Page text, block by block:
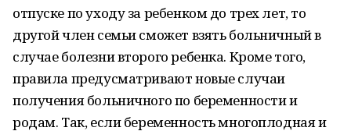
отпуске по уходу за ребенком до трех лет, то
другой член семьи сможет взять больничный в
случае болезни второго ребенка. Кроме того,
правила предусматривают новые случаи
получения больничного по беременности и
родам. Так, если беременность многоплодная и